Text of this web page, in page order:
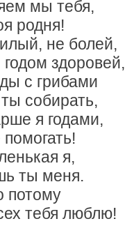
мы тебя,
родня!
не болей,
здоровей,
с грибами
собирать,
я годами,
я,
ты меня.
потому
тебя люблю!